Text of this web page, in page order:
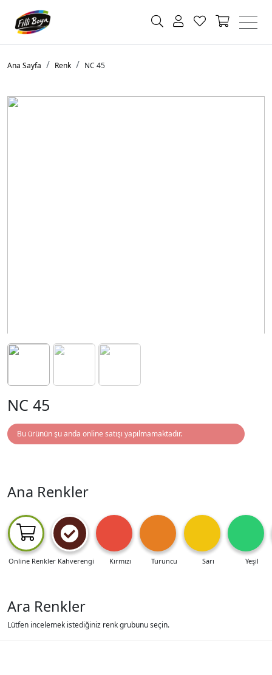
Ana Sayfa Renk NC 45
NC 45
Bu ürünün şu anda online satışı yapılmamaktadır.
Ana Renkler
Online Renkler Kahverengi Kırmızı Turuncu Sarı Yeşil
Ara Renkler
Lütfen incelemek istediğiniz renk grubunu seçin.